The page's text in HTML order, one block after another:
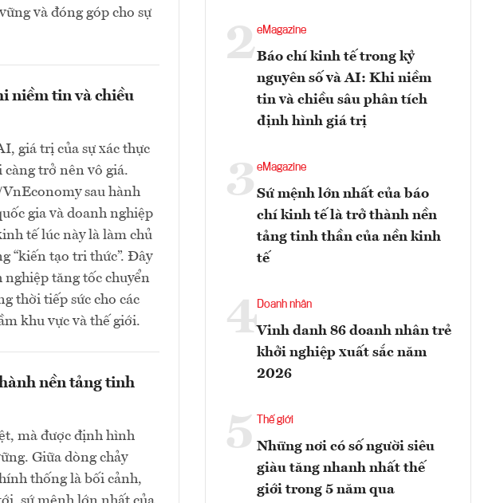
và đóng góp cho sự
niềm tin và chiều
giá trị của sự xác thực
trở nên vô giá.
sau hành
gia và doanh nghiệp
tế lúc này là làm chủ
“kiến tạo tri thức”. Đây
nghiệp tăng tốc chuyển
thời tiếp sức cho các
khu vực và thế giới.
nền tảng tinh
mà được định hình
Giữa dòng chảy
thống là bối cảnh,
2eMagazine
Báo chí kinh tế trong kỷ
nguyên số và AI: Khi niềm
tin và chiều sâu phân tích
định hình giá trị
3 eMagazine
Sứ mệnh lớn nhất của báo
chí kinh tế là trở thành nền
tảng tinh thần của nền kinh
tế
4Doanh nhân
Vinh danh 86 doanh nhân trẻ
khởi nghiệp xuất sắc năm
2026
5 Thế giới
Những nơi có số người siêu
giàu tăng nhanh nhất thế
giới trong 5 năm qua